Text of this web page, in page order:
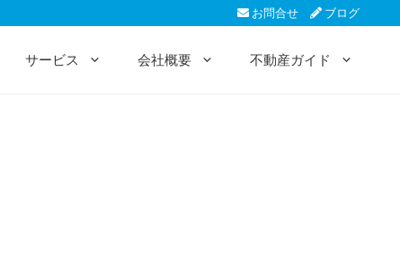
お問合せ ブログ
サービス 会社概要 不動産ガイド